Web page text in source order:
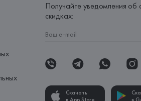
Получайте уведомления об
скидках:
Скачать
в App Store
в